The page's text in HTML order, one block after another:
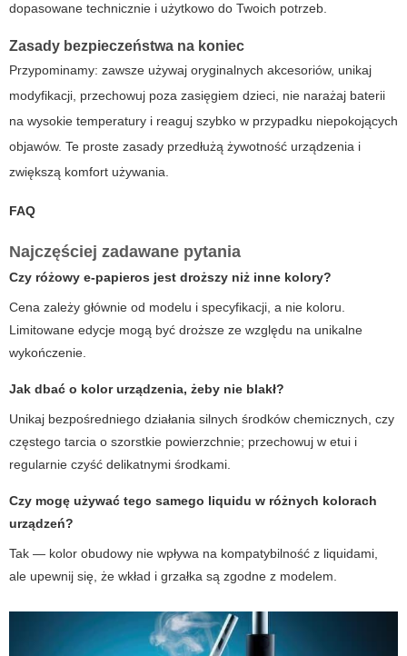
dopasowane technicznie i użytkowo do Twoich potrzeb.
Zasady bezpieczeństwa na koniec
Przypominamy: zawsze używaj oryginalnych akcesoriów, unikaj
modyfikacji, przechowuj poza zasięgiem dzieci, nie narażaj baterii
na wysokie temperatury i reaguj szybko w przypadku niepokojących
objawów. Te proste zasady przedłużą żywotność urządzenia i
zwiększą komfort używania.
FAQ
Najczęściej zadawane pytania
Czy różowy e-papieros jest droższy niż inne kolory?
Cena zależy głównie od modelu i specyfikacji, a nie koloru.
Limitowane edycje mogą być droższe ze względu na unikalne
wykończenie.
Jak dbać o kolor urządzenia, żeby nie blakł?
Unikaj bezpośredniego działania silnych środków chemicznych, czy
częstego tarcia o szorstkie powierzchnie; przechowuj w etui i
regularnie czyść delikatnymi środkami.
Czy mogę używać tego samego liquidu w różnych kolorach
urządzeń?
Tak — kolor obudowy nie wpływa na kompatybilność z liquidami,
ale upewnij się, że wkład i grzałka są zgodne z modelem.